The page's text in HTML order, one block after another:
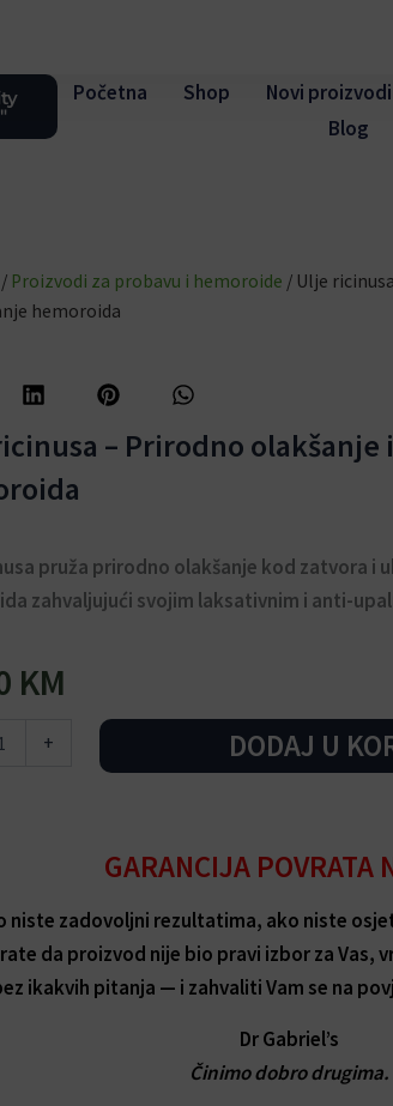
Početna Shop Novi proizvodi
Blog
/ Proizvodi za probavu i hemoroide / Ulje
hemoroida
– Prirodno olakšanje
pruža prirodno olakšanje kod zatvora i
zahvaljujući svojim laksativnim i anti-
KM
+ DODAJ U
GARANCIJA POVRATA
niste zadovoljni rezultatima, ako niste
da proizvod nije bio pravi izbor za Vas,
ikakvih pitanja — i zahvaliti Vam se na
Dr Gabriel’s
Činimo dobro drugima.